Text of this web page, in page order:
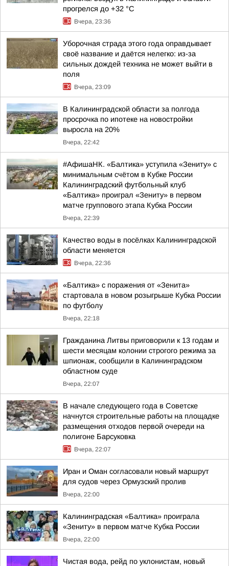
прогрелся до +32 °С
Вчера, 23:36
Уборочная страда этого года оправдывает
своё название и даётся нелегко: из-за
сильных дождей техника не может выйти в
поля
Вчера, 23:09
В Калининградской области за полгода
просрочка по ипотеке на новостройки
выросла на 20%
Вчера, 22:42
#АфишаНК. «Балтика» уступила «Зениту» с
минимальным счётом в Кубке России
Калининградский футбольный клуб
«Балтика» проиграл «Зениту» в первом
матче группового этапа Кубка России
Вчера, 22:39
Качество воды в посёлках Калининградской
области меняется
Вчера, 22:36
«Балтика» с поражения от «Зенита»
стартовала в новом розыгрыше Кубка России
по футболу
Вчера, 22:18
Гражданина Литвы приговорили к 13 годам и
шести месяцам колонии строгого режима за
шпионаж, сообщили в Калининградском
областном суде
Вчера, 22:07
В начале следующего года в Советске
начнутся строительные работы на площадке
размещения отходов первой очереди на
полигоне Барсуковка
Вчера, 22:07
Иран и Оман согласовали новый маршрут
для судов через Ормузский пролив
Вчера, 22:00
Калининградская «Балтика» проиграла
«Зениту» в первом матче Кубка России
Вчера, 22:00
Чистая вода, рейд по уклонистам, новый